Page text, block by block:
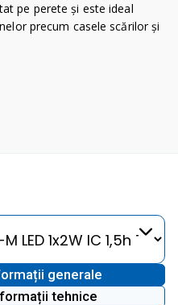
pe perete și este ideal
precum casele scărilor și
generale
tehnice